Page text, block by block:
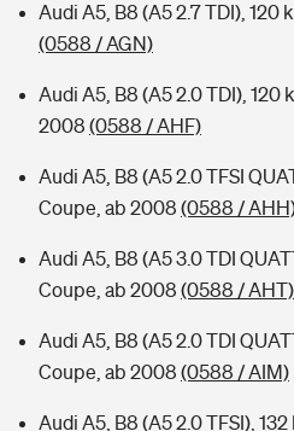
Audi A5, B8 (A5 2.7 TDI), 120
(0588 / AGN)
Audi A5, B8 (A5 2.0 TDI), 120
2008 (0588 / AHF)
Audi A5, B8 (A5 2.0 TFSI
Coupe, ab 2008 (0588 /
Audi A5, B8 (A5 3.0 TDI
Coupe, ab 2008 (0588 / AHT)
Audi A5, B8 (A5 2.0 TDI
Coupe, ab 2008 (0588 / AIM)
Audi A5, B8 (A5 2.0 TFSI),